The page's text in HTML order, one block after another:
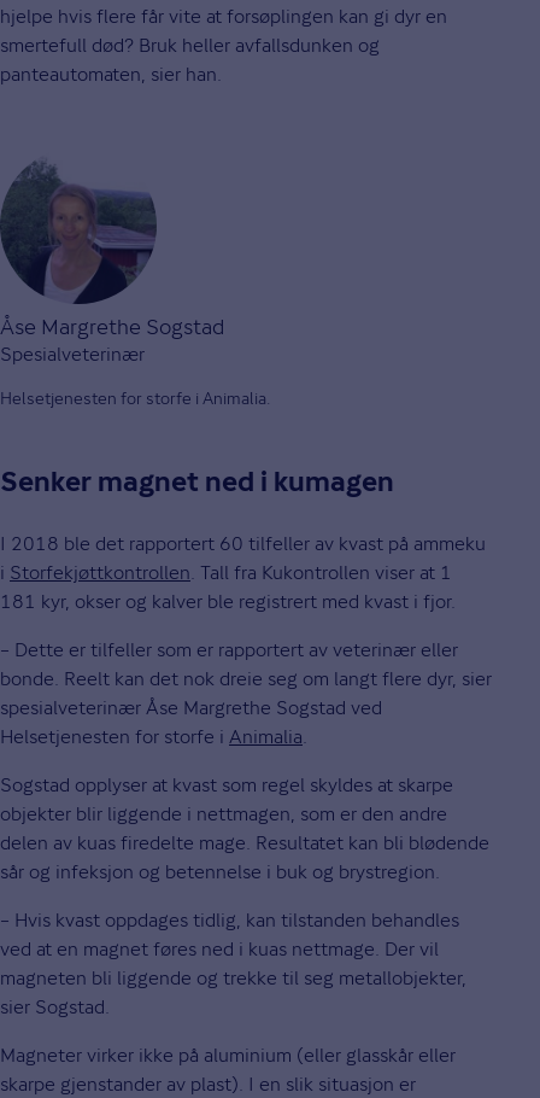
hjelpe hvis flere får vite at forsøplingen kan gi dyr en
smertefull død? Bruk heller avfallsdunken og
panteautomaten, sier han.
Åse Margrethe Sogstad
Spesialveterinær
Helsetjenesten for storfe i Animalia.
Senker magnet ned i kumagen
I 2018 ble det rapportert 60 tilfeller av kvast på ammeku
i Storfekjøttkontrollen. Tall fra Kukontrollen viser at 1
181 kyr, okser og kalver ble registrert med kvast i fjor.
– Dette er tilfeller som er rapportert av veterinær eller
bonde. Reelt kan det nok dreie seg om langt flere dyr, sier
spesialveterinær Åse Margrethe Sogstad ved
Helsetjenesten for storfe i Animalia.
Sogstad opplyser at kvast som regel skyldes at skarpe
objekter blir liggende i nettmagen, som er den andre
delen av kuas firedelte mage. Resultatet kan bli blødende
sår og infeksjon og betennelse i buk og brystregion.
– Hvis kvast oppdages tidlig, kan tilstanden behandles
ved at en magnet føres ned i kuas nettmage. Der vil
magneten bli liggende og trekke til seg metallobjekter,
sier Sogstad.
Magneter virker ikke på aluminium (eller glasskår eller
skarpe gjenstander av plast). I en slik situasjon er